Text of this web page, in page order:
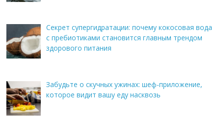
Секрет супергидратации: почему кокосовая вода
с пребиотиками становится главным трендом
здорового питания
Забудьте о скучных ужинах: шеф-приложение,
которое видит вашу еду насквозь